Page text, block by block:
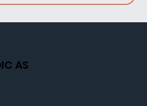
AS